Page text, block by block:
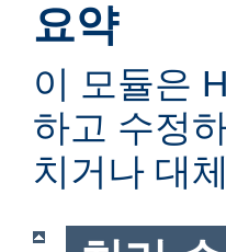
요약
이 모듈은
하고 수정
치거나 대